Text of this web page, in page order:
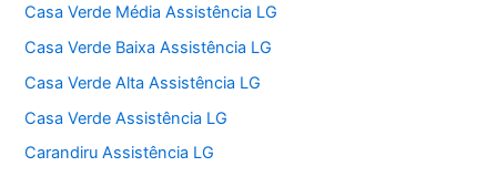
Casa Verde Média Assistência LG
Casa Verde Baixa Assistência LG
Casa Verde Alta Assistência LG
Casa Verde Assistência LG
Carandiru Assistência LG